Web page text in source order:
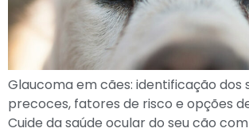
Glaucoma em cães: identificação dos
precoces, fatores de risco e opções
Cuide da saúde ocular do seu cão